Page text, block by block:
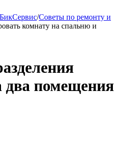
/Советы по ремонту и
комнату на спальню и
помещения